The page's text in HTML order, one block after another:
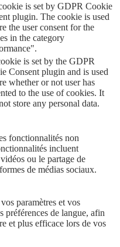
is set by GDPR Cookie
plugin. The cookie is used
the user consent for the
in the category
is set by the GDPR
Consent plugin and is used
whether or not user has
to the use of cookies. It
store any personal data.
fonctionnalités non
incluent
ou le partage de
de médias sociaux.
paramètres et vos
préférences de langue, afin
et plus efficace lors de vos